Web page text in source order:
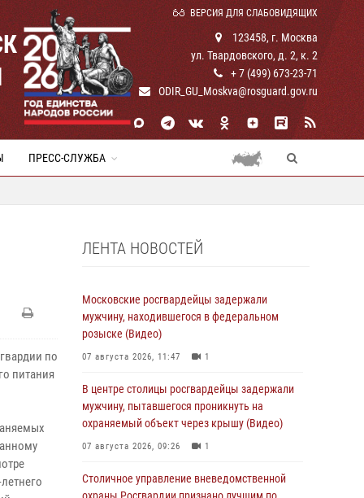
ВЕРСИЯ ДЛЯ СЛАБОВИДЯЩИХ
123458, г. Москва
ул. Твардовского, д. 2, к. 2
+ 7 (499) 673-23-71
ODIR_GU_Moskva@rosguard.gov.ru
ПРЕСС-СЛУЖБА
по
питания
ЛЕНТА НОВОСТЕЙ
Московские росгвардейцы задержали
мужчину, находившегося в федеральном
розыске (Видео)
07 августа 2026, 11:47 1
В центре столицы росгвардейцы задержали
мужчину, пытавшегося проникнуть на
охраняемый объект через крышу (Видео)
07 августа 2026, 09:26 1
Столичное управление вневедомственной